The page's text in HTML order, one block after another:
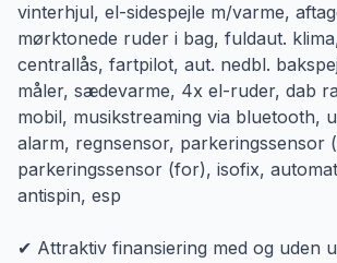
vinterhjul, el-sidespejle m/varme,
mørktonede ruder i bag, fuldaut.
centrallås, fartpilot, aut. nedbl.
måler, sædevarme, 4x el-ruder, dab
mobil, musikstreaming via bluetooth,
alarm, regnsensor, parkeringssensor
parkeringssensor (for), isofix,
antispin, esp
✔ Attraktiv finansiering med og uden